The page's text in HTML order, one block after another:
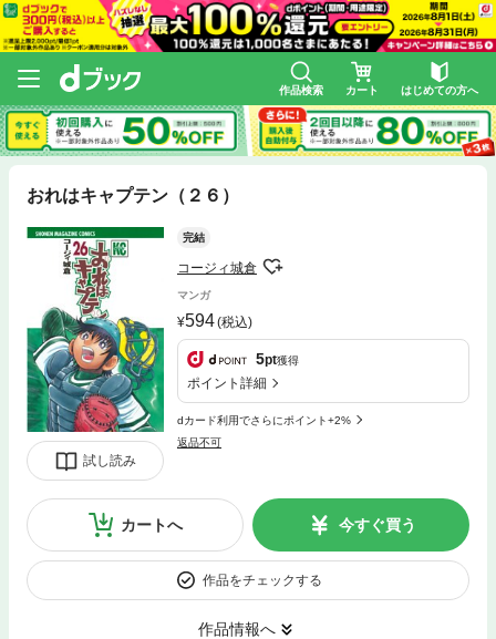
作品検索 カート はじめての方へ
おれはキャプテン（２６）
試し読み
完結
コージィ城倉
マンガ
594(税込)
5pt獲得
ポイント詳細
dカード利用でさらにポイント+2%
返品不可
カートへ 今すぐ買う
作品をチェックする
作品情報へ